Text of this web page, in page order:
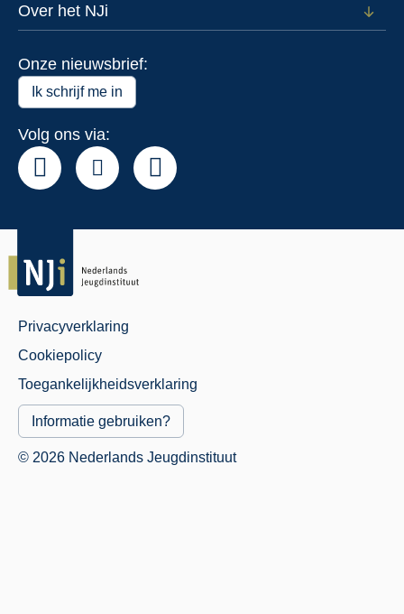
voor
Over het NJi
Open
Onze nieuwsbrief:
Ik schrijf me in
Volg ons via:
Juridisch
Menu
Privacyverklaring
Cookiepolicy
Toegankelijkheidsverklaring
Informatie gebruiken?
© 2026 Nederlands Jeugdinstituut